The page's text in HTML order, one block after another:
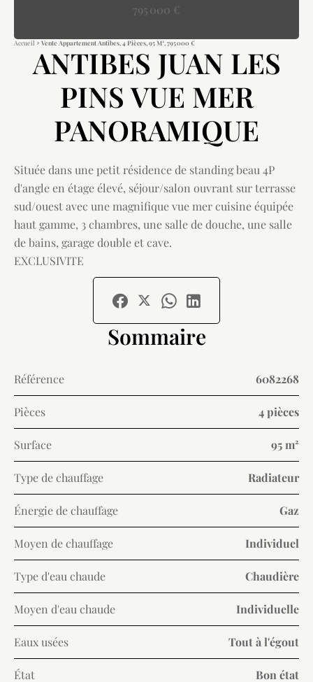
795 000 €
Accueil Vente Appartement Antibes, 4 Pièces, 95 M², 795 000 €
ANTIBES JUAN LES
PINS VUE MER
PANORAMIQUE
Située dans une petit résidence de standing beau 4P
d'angle en étage élevé, séjour/salon ouvrant sur terrasse
sud/ouest avec une magnifique vue mer cuisine équipée
haut gamme, 3 chambres, une salle de douche, une salle
de bains, garage double et cave.
EXCLUSIVITE
Sommaire
Référence 6082268
Pièces 4 pièces
Surface 95 m²
Type de chauffage Radiateur
Énergie de chauffage Gaz
Moyen de chauffage Individuel
Type d'eau chaude Chaudière
Moyen d'eau chaude Individuelle
Eaux usées Tout à l'égout
État Bon état